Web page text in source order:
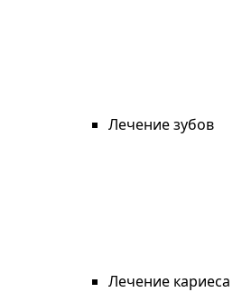
Лечение зубов
Лечение кариеса